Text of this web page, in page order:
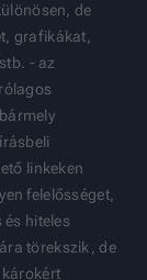
de
grafikákat,
- az
linkeken
felelősséget,
hiteles
törekszik, de